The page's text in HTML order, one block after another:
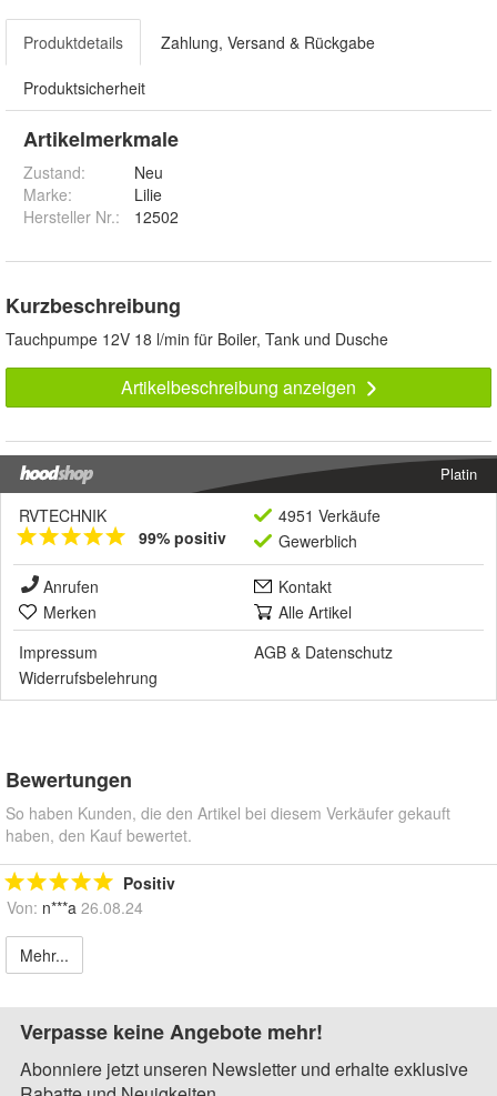
Produktdetails Zahlung, Versand & Rückgabe
Produktsicherheit
Artikelmerkmale
Zustand:
Neu
Marke:
Lilie
Hersteller Nr.:
12502
Kurzbeschreibung
Tauchpumpe 12V 18 l/min für Boiler, Tank und Dusche
Artikelbeschreibung anzeigen
Platin
RVTECHNIK
99% positiv
4951 Verkäufe
Gewerblich
Anrufen
Kontakt
Merken
Alle Artikel
Impressum
AGB & Datenschutz
Widerrufsbelehrung
Bewertungen
So haben Kunden, die den Artikel bei diesem Verkäufer gekauft
haben, den Kauf bewertet.
Positiv
Von: n***a 26.08.24
Mehr...
Verpasse keine Angebote mehr!
Abonniere jetzt unseren Newsletter und erhalte exklusive